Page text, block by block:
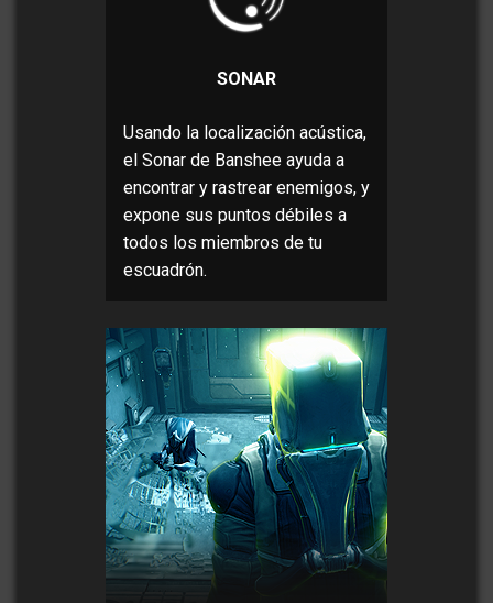
SONAR
Usando la localización acústica,
el Sonar de Banshee ayuda a
encontrar y rastrear enemigos, y
expone sus puntos débiles a
todos los miembros de tu
escuadrón.